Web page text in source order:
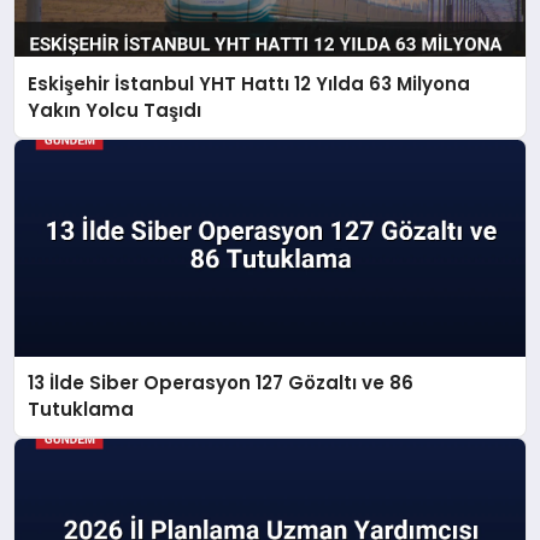
Eskişehir İstanbul YHT Hattı 12 Yılda 63 Milyona
Yakın Yolcu Taşıdı
13 İlde Siber Operasyon 127 Gözaltı ve 86
Tutuklama